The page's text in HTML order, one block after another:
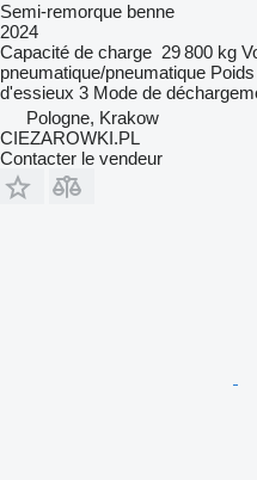
Semi-remorque benne
2024
Capacité de charge 29 800 kg
pneumatique/pneumatique
d'essieux 3 Mode de
Pologne, Krakow
CIEZAROWKI.PL
Contacter le vendeur